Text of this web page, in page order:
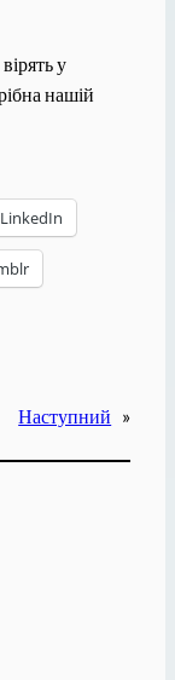
у
нашій
LinkedIn
Наступний »